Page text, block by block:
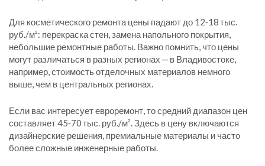
Для косметического ремонта цены падают до 12‑18 тыс.
руб./м²: перекраска стен, замена напольного покрытия,
небольшие ремонтные работы. Важно помнить, что цены
могут различаться в разных регионах — в Владивостоке,
например, стоимость отделочных материалов немного
выше, чем в центральных регионах.
Если вас интересует евроремонт, то средний диапазон цен
составляет 45‑70 тыс. руб./м². Здесь в цену включаются
дизайнерские решения, премиальные материалы и часто
более сложные инженерные работы.